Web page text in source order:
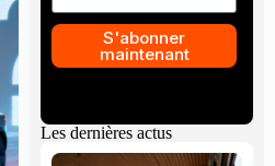
S'abonner
maintenant
Les dernières actus